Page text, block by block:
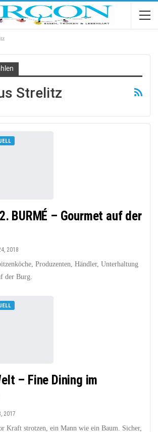
Strelitz
BURMÉ – Gourmet auf der
2018
Produzenten, Händler, Unterhaltung
der Burg.
– Fine Dining im
2017
Kraft strotzen, ein Mann wie ein Baum. Sicher,